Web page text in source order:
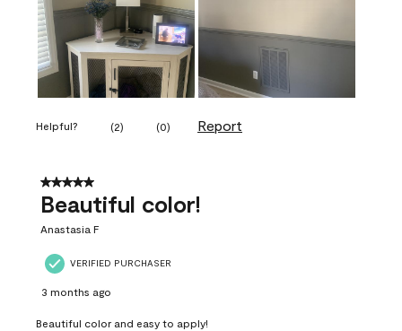
Helpful? (2) (0) Report
5 out of 5 stars.
Beautiful color!
Anastasia F
VERIFIED PURCHASER
3 months ago
Beautiful color and easy to apply!